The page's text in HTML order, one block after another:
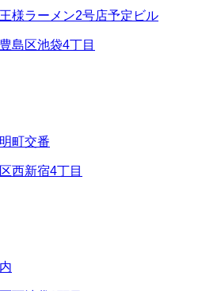
様ラーメン2号店予定ビル
島区池袋4丁目
町交番
西新宿4丁目